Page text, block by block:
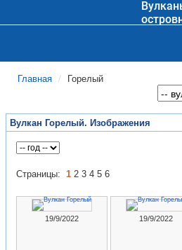
Главная Горелый
Вулкан Горелый. Изображения
Страницы: 1 2 3 4 5 6
19/9/2022 19/9/2022